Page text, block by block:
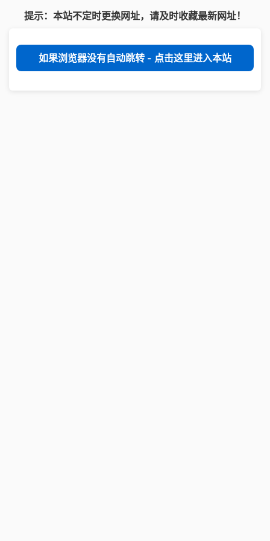
提示：本站不定时更换网址，请及时收藏最新网址！
如果浏览器没有自动跳转 - 点击这里进入本站